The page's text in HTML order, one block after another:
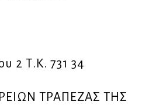
2 Τ.Κ. 731 34
ΤΡΑΠΕΖΑΣ ΤΗΣ